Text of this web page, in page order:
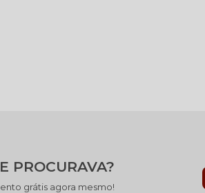
PROCURAVA?
grátis agora mesmo!